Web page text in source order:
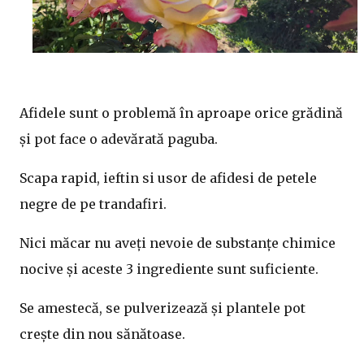
Afidele sunt o problemă în aproape orice grădină
și pot face o adevărată paguba.
Scapa rapid, ieftin si usor de afidesi de petele
negre de pe trandafiri.
Nici măcar nu aveți nevoie de substanțe chimice
nocive și aceste 3 ingrediente sunt suficiente.
Se amestecă, se pulverizează și plantele pot
crește din nou sănătoase.